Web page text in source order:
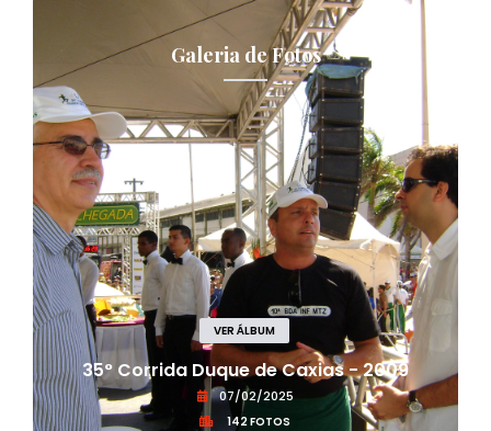
Galeria de Fotos
VER ÁLBUM
35° Corrida Duque de Caxias - 2009
07/02/2025
142 FOTOS